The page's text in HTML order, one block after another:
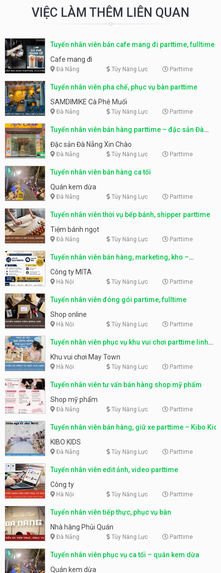
VIỆC LÀM THÊM LIÊN QUAN
Tuyển nhân viên bán cafe mang đi parttime, fulltime
Cafe mang đi
Đà Nẵng Tùy Năng Lực Parttime
Tuyển nhân viên pha chế, phục vụ bàn parttime
SAMDIMIKE Cà Phê Muối
Đà Nẵng Tùy Năng Lực Parttime
Tuyển nhân viên bán hàng parttime – đặc sản Đà
Nẵng
Đặc sản Đà Nẵng Xin Chào
Đà Nẵng Tùy Năng Lực Parttime
Tuyển nhân viên bán hàng ca tối
Quán kem dừa
Đà Nẵng Tùy Năng Lực Parttime
Tuyển nhân viên thời vụ bếp bánh, shipper parttime
Tiệm bánh ngọt
Đà Nẵng Tùy Năng Lực Parttime
Tuyển nhân viên bán hàng, marketing, kho –
parttime, fulltime
Công ty MITA
Hà Nội Tùy Năng Lực Parttime
Tuyển nhân viên đóng gói partime, fulltime
Shop online
Hà Nội Tùy Năng Lực Parttime
Tuyển nhân viên phục vụ khu vui chơi parttime linh
động
Khu vui chơi May Town
Hà Nội Tùy Năng Lực Parttime
Tuyển nhân viên tư vấn bán hàng shop mỹ phẩm
Shop mỹ phẩm
Đà Nẵng Tùy Năng Lực Parttime
Tuyển nhân viên bán hàng, giữ xe parttime – Kibo Kid
KIBO KIDS
Đà Nẵng Tùy Năng Lực Parttime
Tuyển nhân viên edit ảnh, video parttime
Công ty
Hà Nội Tùy Năng Lực Parttime
Tuyển nhân viên tiếp thực, phục vụ bàn
Nhà hàng Phủi Quán
Đà Nẵng Tùy Năng Lực Parttime
Tuyển nhân viên phục vụ ca tối – quán kem dừa
Quán kem dừa